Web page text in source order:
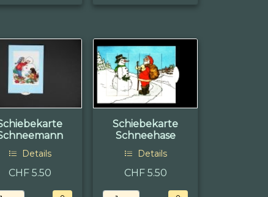
Details
CHF 5.50
Schiebekarte
Schneehase
Details
CHF 5.50